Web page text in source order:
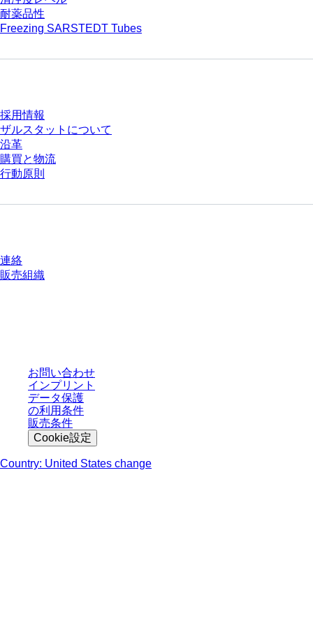
耐薬品性
Freezing SARSTEDT Tubes
採用情報
ザルスタットについて
沿革
購買と物流
行動原則
連絡
販売組織
お問い合わせ
インプリント
データ保護
の利用条件
販売条件
Cookie設定
Country: United States change